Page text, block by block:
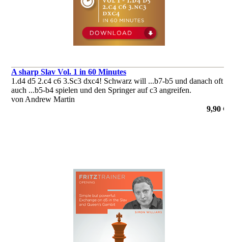
A sharp Slav Vol. 1 in 60 Minutes
1.d4 d5 2.c4 c6 3.Sc3 dxc4! Schwarz will ...b7-b5 und danach oft
auch ...b5-b4 spielen und den Springer auf c3 angreifen.
von Andrew Martin
9,90 €